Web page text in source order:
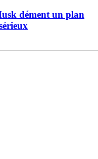
dément un plan